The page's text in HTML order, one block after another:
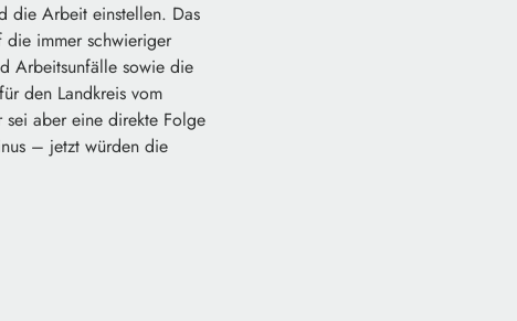
die Arbeit einstellen. Das
immer schwieriger
Arbeitsunfälle sowie die
den Landkreis vom
aber eine direkte Folge
– jetzt würden die